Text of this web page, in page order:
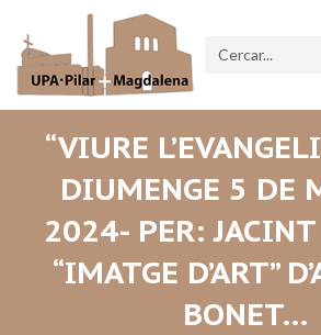
Search:
“VIURE
DIUMENGE 5 DE
2024- PER:
“IMATGE D’ART”
BONET…